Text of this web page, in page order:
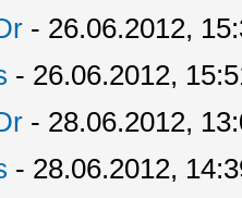
- 26.06.2012,
- 26.06.2012,
- 28.06.2012,
- 28.06.2012,